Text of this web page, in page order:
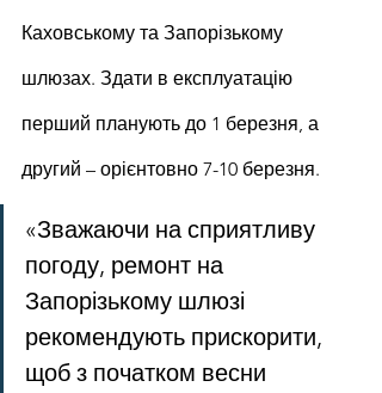
Каховському та Запорізькому
шлюзах. Здати в експлуатацію
перший планують до 1 березня, а
другий – орієнтовно 7-10 березня.
«Зважаючи на сприятливу
погоду, ремонт на
Запорізькому шлюзі
рекомендують прискорити,
щоб з початком весни